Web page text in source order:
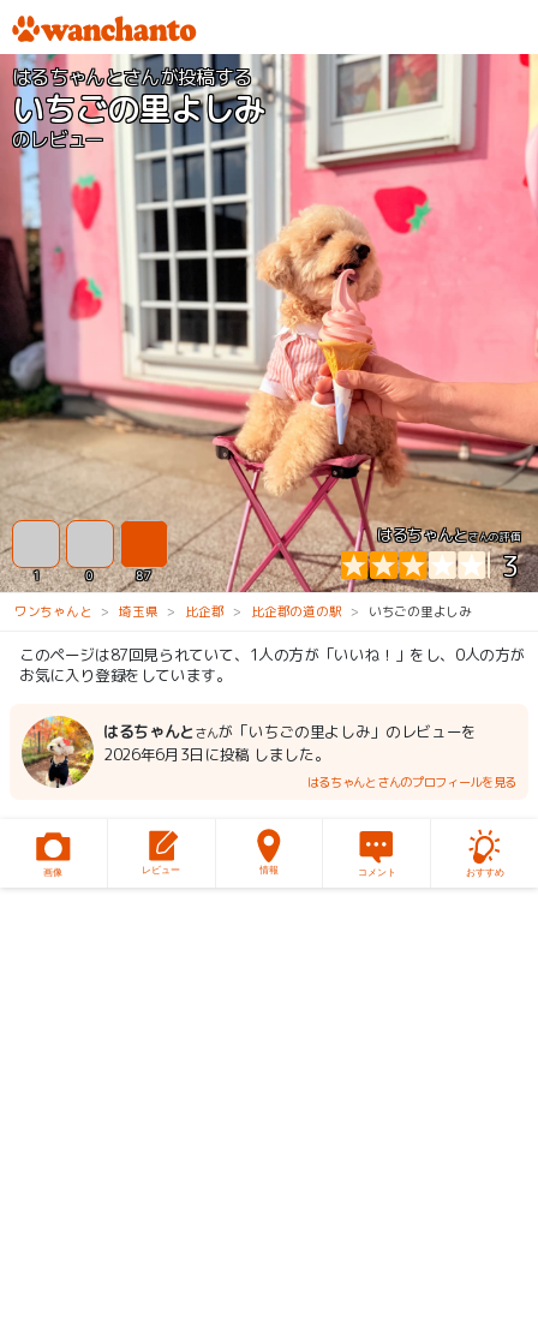
はるちゃんとさんが投稿する
いちごの里よしみ
のレビュー
はるちゃんとさんの評価
3
1 0 87
ワンちゃんと 埼玉県 比企郡 比企郡の道の駅 いちごの里よしみ
このページは87回見られていて、1人の方が「いいね！」をし、0人の方が
お気に入り登録をしています。
はるちゃんとさんが「いちごの里よしみ」のレビューを
2026年6月3日に投稿 しました。
はるちゃんとさんのプロフィールを見る
画像 レビュー 情報 コメント おすすめ